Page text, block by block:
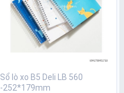
Sổ lò xo B5 Deli LB 560
-252*179mm